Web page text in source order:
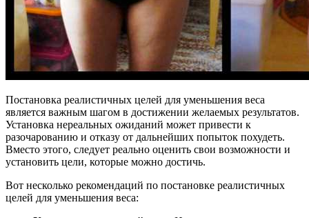
Постановка реалистичных целей для уменьшения веса
является важным шагом в достижении желаемых результатов.
Установка нереальных ожиданий может привести к
разочарованию и отказу от дальнейших попыток похудеть.
Вместо этого, следует реально оценить свои возможности и
установить цели, которые можно достичь.
Вот несколько рекомендаций по постановке реалистичных
целей для уменьшения веса: